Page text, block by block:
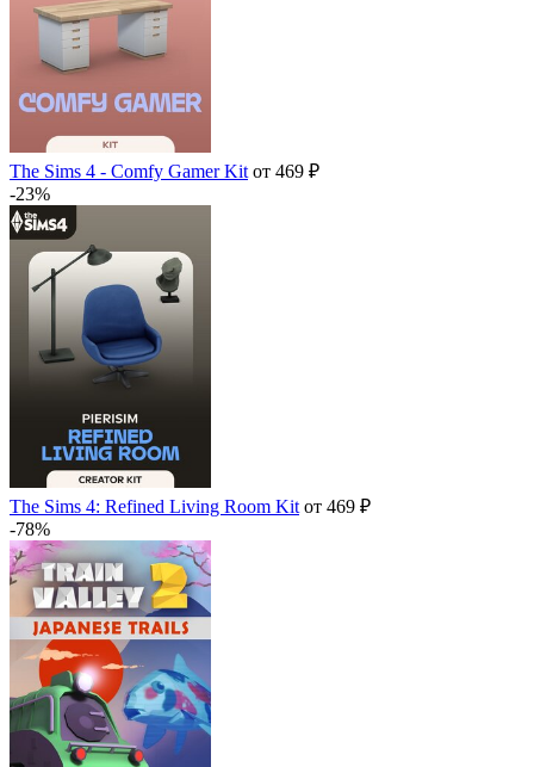
The Sims 4 - Comfy Gamer Kit от 469 ₽
-23%
The Sims 4: Refined Living Room Kit от 469 ₽
-78%